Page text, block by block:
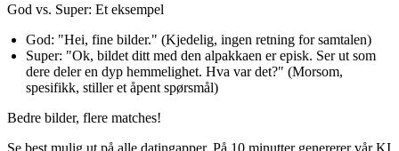
God vs. Super: Et eksempel
God: "Hei, fine bilder." (Kjedelig, ingen retning for samtalen)
Super: "Ok, bildet ditt med den alpakkaen er episk. Ser ut som
dere deler en dyp hemmelighet. Hva var det?" (Morsom,
spesifikk, stiller et åpent spørsmål)
Bedre bilder, flere matches!
Se best mulig ut på alle datingapper. På 10 minutter genererer vår KI